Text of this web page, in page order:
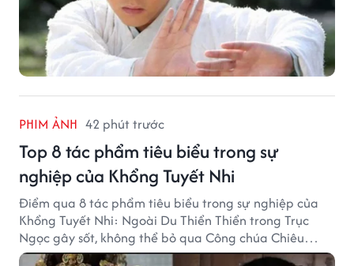
PHIM ẢNH 42 phút trước
Top 8 tác phẩm tiêu biểu trong sự
nghiệp của Khổng Tuyết Nhi
Điểm qua 8 tác phẩm tiêu biểu trong sự nghiệp của
Khổng Tuyết Nhi: Ngoài Du Thiển Thiển trong Trục
Ngọc gây sốt, không thể bỏ qua Công chúa Chiêu
Dương.